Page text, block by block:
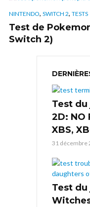
NINTENDO, SWITCH 2, TESTS
Test de
Switch 2)
Test
2D: NO
XBS,
31 décembre
Test